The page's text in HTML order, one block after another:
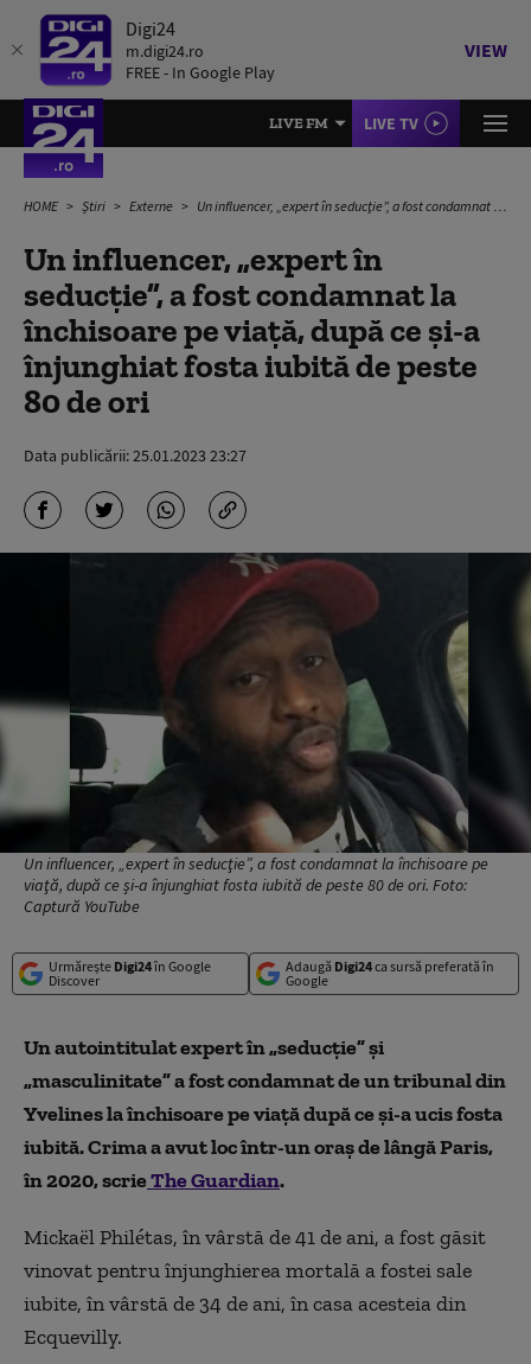
Digi24
m.digi24.ro
FREE - In Google Play
VIEW
LIVE FM LIVE TV
HOME Știri Externe Un influencer, „expert în seducţie”, a fost condamnat la închisoare pe viaţă, după ce și-a înjunghiat fosta iubită de peste 80 de ori
Un influencer, „expert în
seducţie”, a fost condamnat la
închisoare pe viaţă, după ce și-a
înjunghiat fosta iubită de peste
80 de ori
Data publicării:25.01.2023 23:27
Un influencer, „expert în seducţie”, a fost condamnat la închisoare pe
viaţă, după ce și-a înjunghiat fosta iubită de peste 80 de ori. Foto:
Captură YouTube
Urmărește Digi24în Google
Discover
Adaugă Digi24ca sursă preferată în
Google
Un autointitulat expert în „seducţie” şi
„masculinitate” a fost condamnat de un tribunal din
Yvelines la închisoare pe viaţă după ce și-a ucis fosta
iubită. Crima a avut loc într-un oraş de lângă Paris,
în 2020, scrieThe Guardian.
Mickaël Philétas, în vârstă de 41 de ani, a fost găsit
vinovat pentru înjunghierea mortală a fostei sale
iubite, în vârstă de 34 de ani, în casa acesteia din
Ecquevilly.